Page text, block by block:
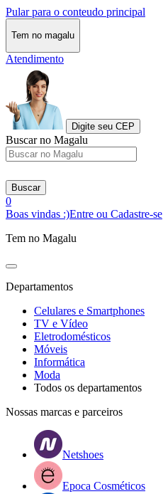
Pular para o conteudo principal
Tem no magalu
Atendimento
Digite seu CEP
Buscar no Magalu
Buscar
0
Boas vindas :)Entre ou Cadastre-se
Tem no Magalu
Departamentos
Celulares e Smartphones
TV e Vídeo
Eletrodomésticos
Móveis
Informática
Moda
Todos os departamentos
Nossas marcas e parceiros
Netshoes
Epoca Cosméticos